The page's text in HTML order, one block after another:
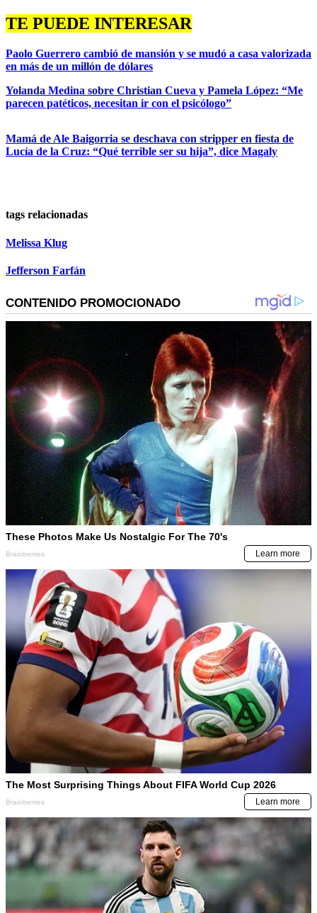
TE PUEDE INTERESAR
Paolo Guerrero cambió de mansión y se mudó a casa valorizada
en más de un millón de dólares
Yolanda Medina sobre Christian Cueva y Pamela López: “Me
parecen patéticos, necesitan ir con el psicólogo”
Mamá de Ale Baigorria se deschava con stripper en fiesta de
Lucía de la Cruz: “Qué terrible ser su hija”, dice Magaly
tags relacionadas
Melissa Klug
Jefferson Farfán